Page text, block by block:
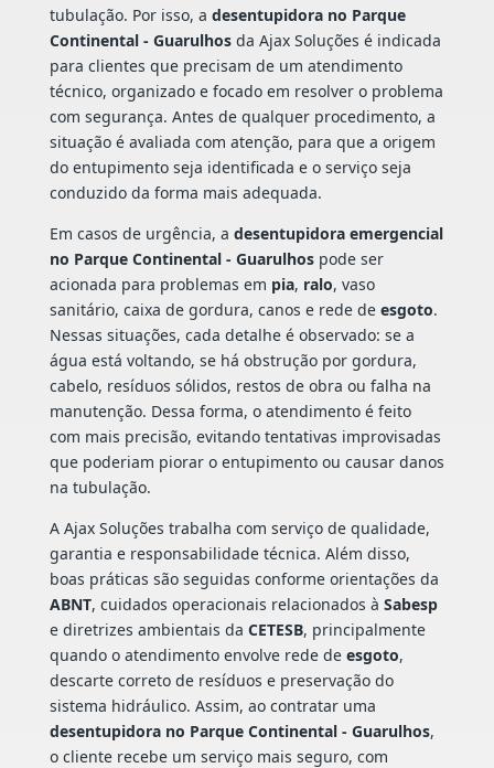
tubulação. Por isso, a desentupidora no Parque
Continental - Guarulhosda Ajax Soluções é indicada
para clientes que precisam de um atendimento
técnico, organizado e focado em resolver o problema
com segurança. Antes de qualquer procedimento, a
situação é avaliada com atenção, para que a origem
do entupimento seja identificada e o serviço seja
conduzido da forma mais adequada.
Em casos de urgência, a desentupidora emergencial
no Parque Continental - Guarulhospode ser
acionada para problemas em pia, ralo, vaso
sanitário, caixa de gordura, canos e rede de esgoto.
Nessas situações, cada detalhe é observado: se a
água está voltando, se há obstrução por gordura,
cabelo, resíduos sólidos, restos de obra ou falha na
manutenção. Dessa forma, o atendimento é feito
com mais precisão, evitando tentativas improvisadas
que poderiam piorar o entupimento ou causar danos
na tubulação.
A Ajax Soluções trabalha com serviço de qualidade,
garantia e responsabilidade técnica. Além disso,
boas práticas são seguidas conforme orientações da
ABNT, cuidados operacionais relacionados à Sabesp
e diretrizes ambientais da CETESB, principalmente
quando o atendimento envolve rede de esgoto,
descarte correto de resíduos e preservação do
sistema hidráulico. Assim, ao contratar uma
desentupidora no Parque Continental - Guarulhos,
o cliente recebe um serviço mais seguro, com